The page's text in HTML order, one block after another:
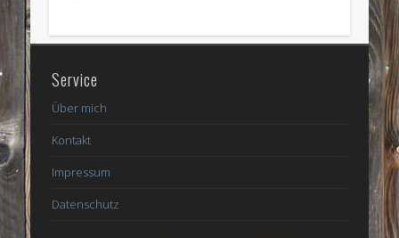
Service
Über mich
Kontakt
Impressum
Datenschutz